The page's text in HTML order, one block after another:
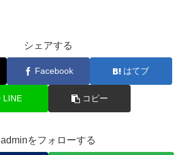
シェアする
Facebook はてブ
LINE コピー
adminをフォローする